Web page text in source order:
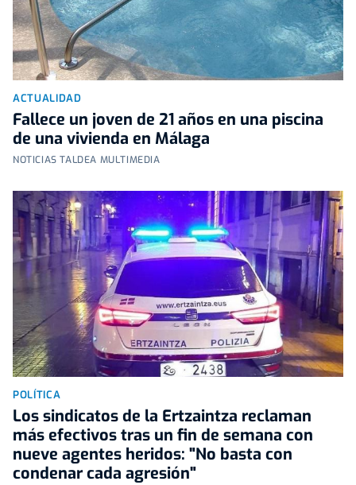
ACTUALIDAD
Fallece un joven de 21 años en una piscina
de una vivienda en Málaga
NOTICIAS TALDEA MULTIMEDIA
POLÍTICA
Los sindicatos de la Ertzaintza reclaman
más efectivos tras un fin de semana con
nueve agentes heridos: "No basta con
condenar cada agresión"